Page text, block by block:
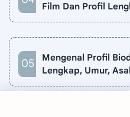
Film Dan Profil
Mengenal Profil
Lengkap, Umur,